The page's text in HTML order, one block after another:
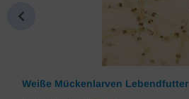
Weiße Mückenlarven Lebendfutter